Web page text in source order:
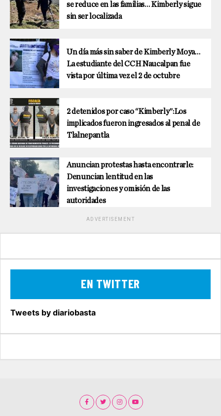
se reduce en las familias… Kimberly sigue
sin ser localizada
Un día más sin saber de Kimberly Moya…
La estudiante del CCH Naucalpan fue
vista por última vez el 2 de octubre
2 detenidos por caso “Kimberly”:Los
implicados fueron ingresados al penal de
Tlalnepantla
Anuncian protestas hasta encontrarle:
Denuncian lentitud en las
investigaciones y omisión de las
autoridades
ADVERTISEMENT
EN TWITTER
Tweets by diariobasta